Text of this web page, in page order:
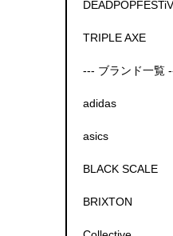
TRIPLE AXE
--- ブランド一覧
adidas
asics
BLACK SCALE
BRIXTON